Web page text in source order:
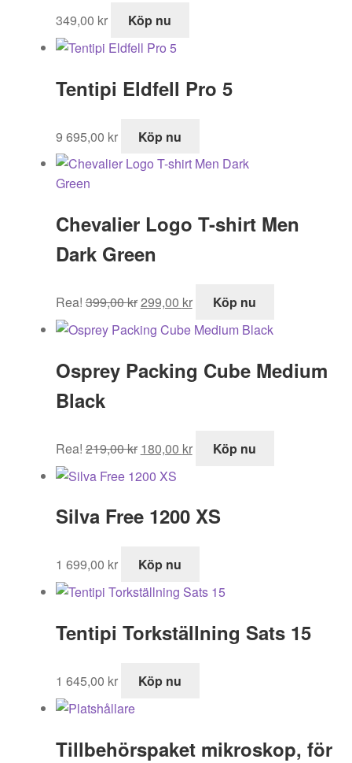
349,00 kr Köp nu
Tentipi Eldfell Pro 5
9 695,00 kr Köp nu
Chevalier Logo T-shirt Men
Dark Green
Rea! 399,00kr
ursprungliga
priset
399,00 kr.
299,00 kr
nuvarande
priset
299,00 kr.
Köp nu
Osprey Packing Cube Medium
Black
Rea! 219,00kr
ursprungliga
priset
219,00 kr.
180,00 kr
nuvarande
180,00 kr.
Köp nu
Silva Free 1200 XS
1 699,00 kr Köp nu
Tentipi Torkställning Sats 15
1 645,00 kr Köp nu
Tillbehörspaket mikroskop, för